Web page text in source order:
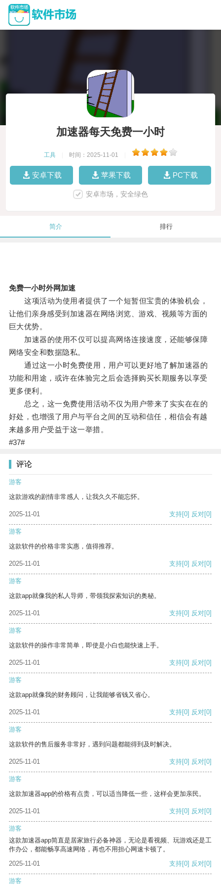
加速器每天免费一小时
工具 时间：2025-11-01
安卓下载 苹果下载 PC下载
安卓市场，安全绿色
简介 排行
免费一小时外网加速
这项活动为使用者提供了一个短暂但宝贵的体验机会，
让他们亲身感受到加速器在网络浏览、游戏、视频等方面的
巨大优势。
加速器的使用不仅可以提高网络连接速度，还能够保障
网络安全和数据隐私。
通过这一小时免费使用，用户可以更好地了解加速器的
功能和用途，或许在体验完之后会选择购买长期服务以享受
更多便利。
总之，这一免费使用活动不仅为用户带来了实实在在的
好处，也增强了用户与平台之间的互动和信任，相信会有越
来越多用户受益于这一举措。
#37#
评论
游客
这款游戏的剧情非常感人，让我久久不能忘怀。
2025-11-01 支持[0] 反对[0]
游客
这款软件的价格非常实惠，值得推荐。
2025-11-01 支持[0] 反对[0]
游客
这款app就像我的私人导师，带领我探索知识的奥秘。
2025-11-01 支持[0] 反对[0]
游客
这款软件的操作非常简单，即使是小白也能快速上手。
2025-11-01 支持[0] 反对[0]
游客
这款app就像我的财务顾问，让我能够省钱又省心。
2025-11-01 支持[0] 反对[0]
游客
这款软件的售后服务非常好，遇到问题都能得到及时解决。
2025-11-01 支持[0] 反对[0]
游客
这款加速器app的价格有点贵，可以适当降低一些，这样会更加亲民。
2025-11-01 支持[0] 反对[0]
游客
这款加速器app简直是居家旅行必备神器，无论是看视频、玩游戏还是工
作办公，都能畅享高速网络，再也不用担心网速卡顿了。
2025-11-01
支持[0] 反对[0]
游客